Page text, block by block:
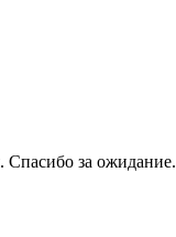
за ожидание.